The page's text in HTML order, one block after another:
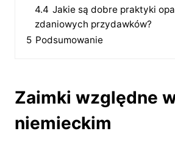
4.4 Jakie są dobre praktyki
zdaniowych przydawków?
5 Podsumowanie
Zaimki względne
niemieckim